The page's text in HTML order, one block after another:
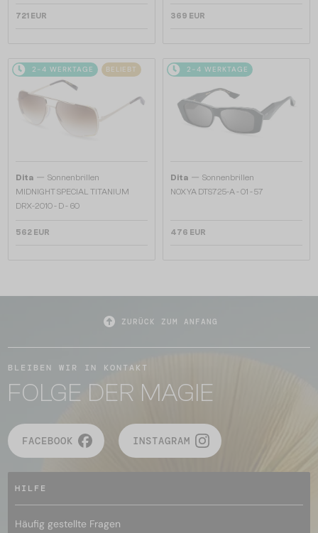
721 EUR 369 EUR
2-4 WERKTAGE BELIEBT
Dita — Sonnenbrillen
MIDNIGHT SPECIAL TITANIUM
DRX-2010 - D - 60
562 EUR
2-4 WERKTAGE
Dita — Sonnenbrillen
NOXYA DTS725-A - 01 - 57
476 EUR
ZURÜCK ZUM ANFANG
BLEIBEN WIR IN KONTAKT
FOLGE DER MAGIE
FACEBOOK INSTAGRAM
HILFE
Häufig gestellte Fragen